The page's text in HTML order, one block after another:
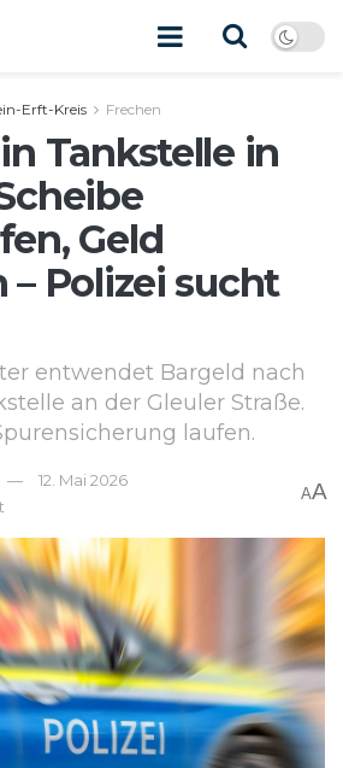
Erft-Kreis Frechen
Tankstelle in
Geld
– Polizei sucht
entwendet Bargeld nach
an der Gleuler Straße.
laufen.
12. Mai 2026
AA